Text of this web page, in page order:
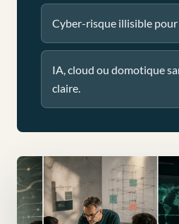
Cyber-risque illisible
IA, cloud ou domotique
claire.